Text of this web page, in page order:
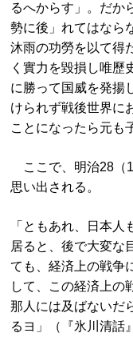
るへからす」。だか
勢に後」れてはなら
沐雨の功勞を以て得
く實力を毀損し唯歷
に勝って国威を発揚
けられず戦後世界に
ことになったら元も
ここで、明治28（
思い出される。
「ともあれ、日本
居ると、後で大変な
ても、経済上の戦争
して、この経済上の
那人には及ばないだ
るヨ」（『氷川清話